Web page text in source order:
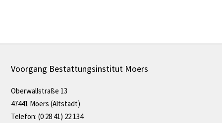
Voorgang Bestattungsinstitut Moers
Oberwallstraße 13
47441 Moers (Altstadt)
Telefon: (0 28 41) 22 134